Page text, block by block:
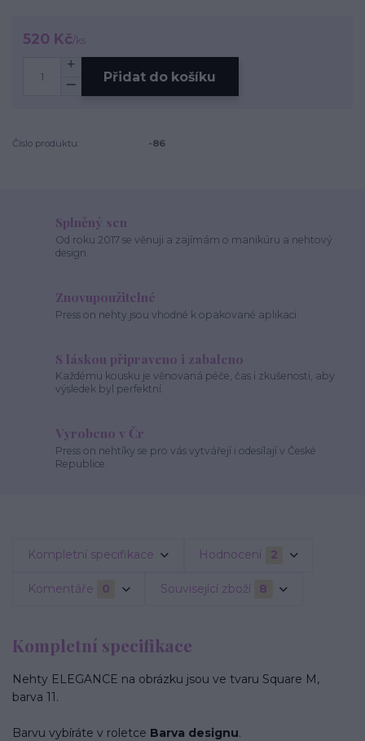
520 Kč/ks
Přidat do košíku
Číslo produktu: -86
Splněný sen
Od roku 2017 se věnuji a zajímám o manikúru a nehtový
design.
Znovupoužitelné
Press on nehty jsou vhodné k opakované aplikaci.
S láskou připraveno i zabaleno
Každému kousku je věnovaná péče, čas i zkušenosti, aby
výsledek byl perfektní.
Vyrobeno v Čr
Press on nehtíky se pro vás vytvářejí i odesílají v České
Republice.
Kompletní specifikace Hodnocení 2
Komentáře 0 Související zboží 8
Kompletní specifikace
Nehty ELEGANCE na obrázku jsou ve tvaru Square M,
barva 11.
Barvu vybíráte v roletce Barva designu.